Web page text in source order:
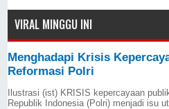
VIRAL MINGGU INI
Menghadapi Krisis
Reformasi Polri
Ilustrasi (ist) KRISIS kepercayaan
Republik Indonesia (Polri) menjadi isu